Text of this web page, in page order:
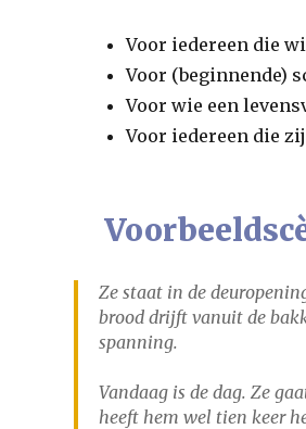
Voor iedereen die
Voor (beginnende)
Voor wie een
Voor iedereen die
Ze staat in de
brood drijft vanuit de
spanning.
Vandaag is de dag. Ze
heeft hem wel tien keer